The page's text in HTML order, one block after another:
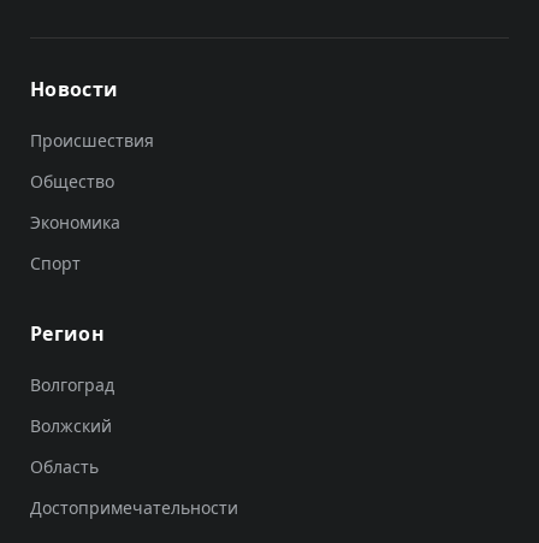
Новости
Происшествия
Общество
Экономика
Спорт
Регион
Волгоград
Волжский
Область
Достопримечательности